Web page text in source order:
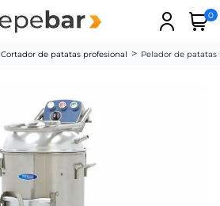
0
Cortador de patatas profesional Pelador de